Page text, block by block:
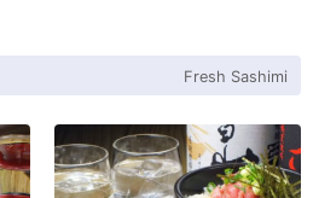
Fresh Sashimi